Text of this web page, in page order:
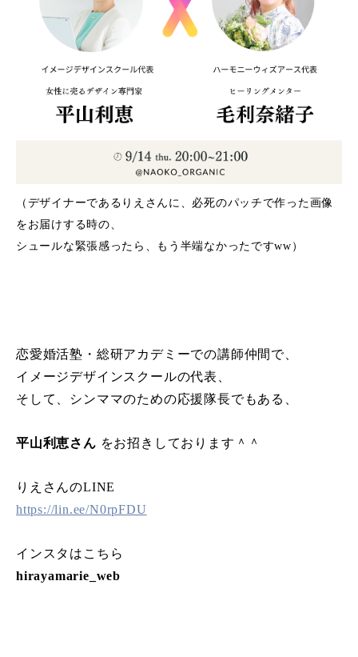
（デザイナーであるりえさんに、必死のパッチで作った画像
をお届けする時の、
シュールな緊張感ったら、もう半端なかったですww）
恋愛婚活塾・総研アカデミーでの講師仲間で、
イメージデザインスクールの代表、
そして、シンママのための応援隊長でもある、
平山利恵さん をお招きしております＾＾
りえさんのLINE
https://lin.ee/N0rpFDU
インスタはこちら
hirayamarie_web